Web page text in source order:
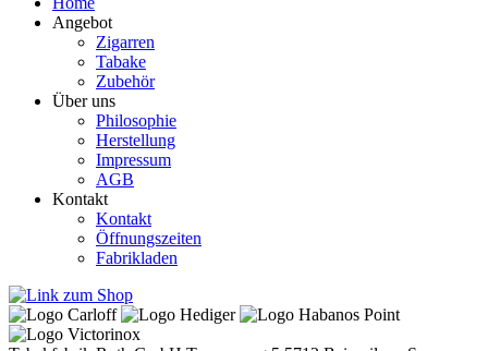
Angebot
Zigarren
Tabake
Zubehör
Über uns
Philosophie
Herstellung
Impressum
AGB
Kontakt
Kontakt
Öffnungszeiten
Fabrikladen